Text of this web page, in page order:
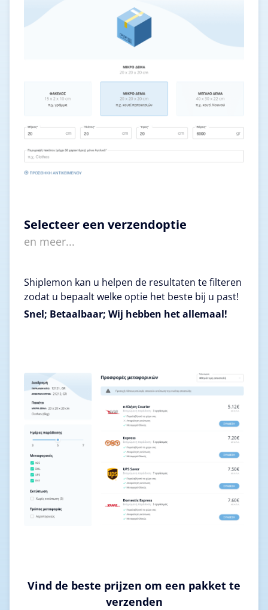
Selecteer een verzendoptie
en meer...
Shiplemon kan u helpen de resultaten te filteren
zodat u bepaalt welke optie het beste bij u past!
Snel; Betaalbaar; Wij hebben het allemaal!
Vind de beste prijzen om een pakket te
verzenden